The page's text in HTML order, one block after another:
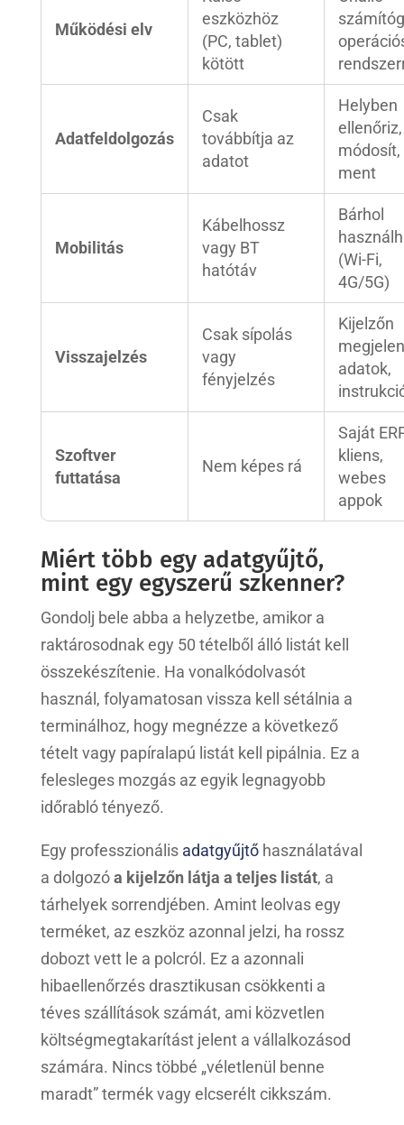
Működési elv
eszközhöz
(PC, tablet)
kötött
Adatfeldolgozás
Csak
továbbítja az
adatot
Helyben
ellenőriz,
módosít,
ment
Mobilitás
Kábelhossz
vagy BT
hatótáv
Bárhol
(Wi-Fi,
4G/5G)
Visszajelzés
Csak sípolás
vagy
fényjelzés
Kijelzőn
adatok,
Szoftver
futtatása
Nem képes rá
Saját
kliens,
webes
appok
Miért több egy adatgyűjtő,
mint egy egyszerű szkenner?
Gondolj bele abba a helyzetbe, amikor a
raktárosodnak egy 50 tételből álló listát kell
összekészítenie. Ha vonalkódolvasót
használ, folyamatosan vissza kell sétálnia a
terminálhoz, hogy megnézze a következő
tételt vagy papíralapú listát kell pipálnia. Ez a
felesleges mozgás az egyik legnagyobb
időrabló tényező.
Egy professzionális adatgyűjtőhasználatával
a dolgozóa kijelzőn látja a teljes listát, a
tárhelyek sorrendjében. Amint leolvas egy
terméket, az eszköz azonnal jelzi, ha rossz
dobozt vett le a polcról. Ez a azonnali
hibaellenőrzés drasztikusan csökkenti a
téves szállítások számát, ami közvetlen
költségmegtakarítást jelent a vállalkozásod
számára. Nincs többé „véletlenül benne
maradt” termék vagy elcserélt cikkszám.